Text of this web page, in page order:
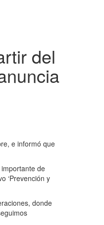
del
e informó que
de
‘Prevención y
donde